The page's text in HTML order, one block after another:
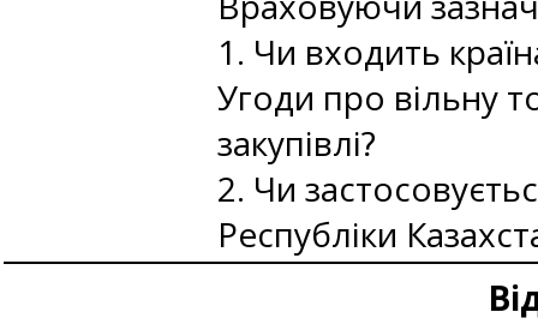
1. Чи входить
Угоди про вільну
закупівлі?
2. Чи
Республіки